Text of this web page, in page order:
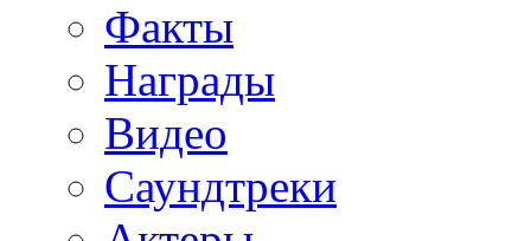
Факты
Награды
Видео
Саундтреки